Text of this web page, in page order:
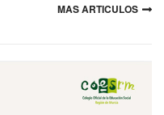
MAS ARTICULOS